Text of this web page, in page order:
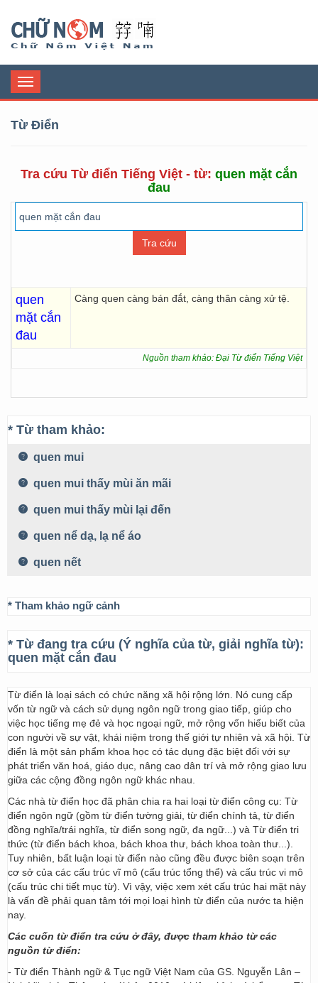
Toggle
navigation
Từ Điển
Tra cứu Từ điển Tiếng Việt - từ: quen mặt cắn
đau
quen
mặt cắn
đau
Càng quen càng bán đắt, càng thân càng xử tệ.
Nguồn tham khảo: Đại Từ điển Tiếng Việt
* Từ tham khảo:
quen mui
quen mui thấy mùi ăn mãi
quen mui thấy mùi lại đến
quen nể dạ, lạ nể áo
quen nết
* Tham khảo ngữ cảnh
* Từ đang tra cứu (Ý nghĩa của từ, giải nghĩa từ):
quen mặt cắn đau
Từ điển là loại sách có chức năng xã hội rộng lớn. Nó cung cấp
vốn từ ngữ và cách sử dụng ngôn ngữ trong giao tiếp, giúp cho
việc học tiếng mẹ đẻ và học ngoại ngữ, mở rộng vốn hiểu biết của
con người về sự vật, khái niệm trong thế giới tự nhiên và xã hội. Từ
điển là một sản phẩm khoa học có tác dụng đặc biệt đối với sự
phát triển văn hoá, giáo dục, nâng cao dân trí và mở rộng giao lưu
giữa các cộng đồng ngôn ngữ khác nhau.
Các nhà từ điển học đã phân chia ra hai loại từ điển công cụ: Từ
điển ngôn ngữ (gồm từ điển tường giải, từ điển chính tả, từ điển
đồng nghĩa/trái nghĩa, từ điển song ngữ, đa ngữ...) và Từ điển tri
thức (từ điển bách khoa, bách khoa thư, bách khoa toàn thư...).
Tuy nhiên, bất luận loại từ điển nào cũng đều được biên soạn trên
cơ sở của các cấu trúc vĩ mô (cấu trúc tổng thể) và cấu trúc vi mô
(cấu trúc chi tiết mục từ). Vì vậy, việc xem xét cấu trúc hai mặt này
là vấn đề phải quan tâm tới mọi loại hình từ điển của nước ta hiện
nay.
Các cuốn từ điển tra cứu ở đây, được tham khảo từ các
nguồn từ điển:
- Từ điển Thành ngữ & Tục ngữ Việt Nam của GS. Nguyễn Lân –